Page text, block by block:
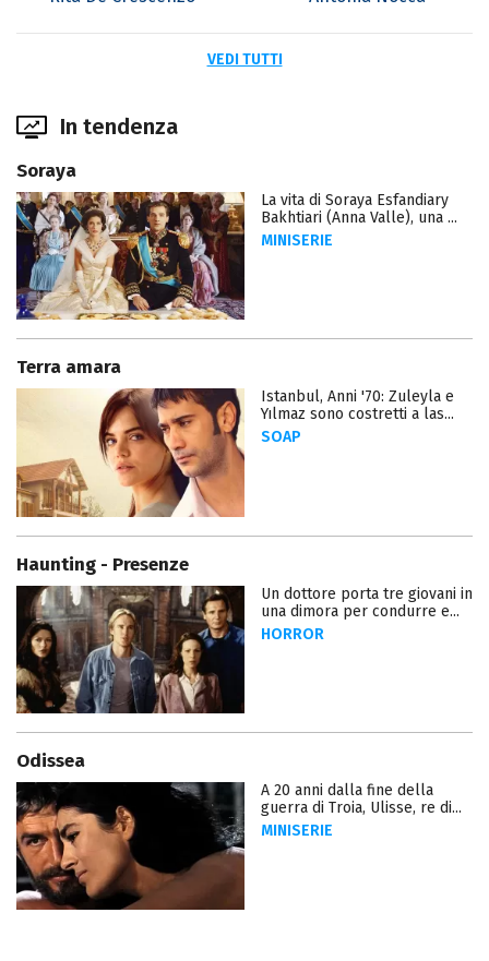
VEDI TUTTI
In tendenza
Soraya
La vita di Soraya Esfandiary
Bakhtiari (Anna Valle), una ...
MINISERIE
Terra amara
Istanbul, Anni '70: Zuleyla e
Yılmaz sono costretti a las...
SOAP
Haunting - Presenze
Un dottore porta tre giovani in
una dimora per condurre e...
HORROR
Odissea
A 20 anni dalla fine della
guerra di Troia, Ulisse, re di...
MINISERIE